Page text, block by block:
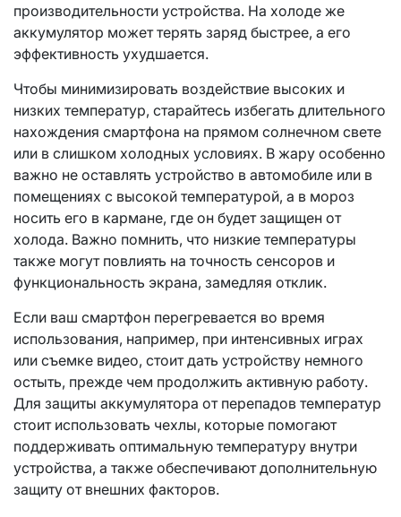
производительности устройства. На холоде же
аккумулятор может терять заряд быстрее, а его
эффективность ухудшается.
Чтобы минимизировать воздействие высоких и
низких температур, старайтесь избегать длительного
нахождения смартфона на прямом солнечном свете
или в слишком холодных условиях. В жару особенно
важно не оставлять устройство в автомобиле или в
помещениях с высокой температурой, а в мороз
носить его в кармане, где он будет защищен от
холода. Важно помнить, что низкие температуры
также могут повлиять на точность сенсоров и
функциональность экрана, замедляя отклик.
Если ваш смартфон перегревается во время
использования, например, при интенсивных играх
или съемке видео, стоит дать устройству немного
остыть, прежде чем продолжить активную работу.
Для защиты аккумулятора от перепадов температур
стоит использовать чехлы, которые помогают
поддерживать оптимальную температуру внутри
устройства, а также обеспечивают дополнительную
защиту от внешних факторов.